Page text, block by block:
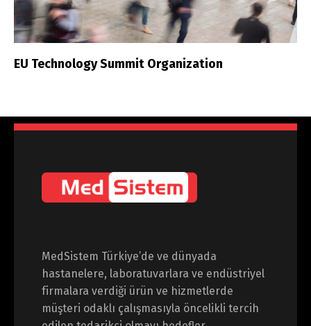
EU Technology Summit Organization
MedSistem Türkiye’de ve dünyada
hastanelere, laboratuvarlara ve endüstriyel
firmalara verdiği ürün ve hizmetlerde
müşteri odaklı çalışmasıyla öncelikli tercih